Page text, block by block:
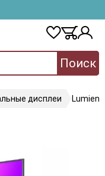
Поиск
дисплеи Lumien